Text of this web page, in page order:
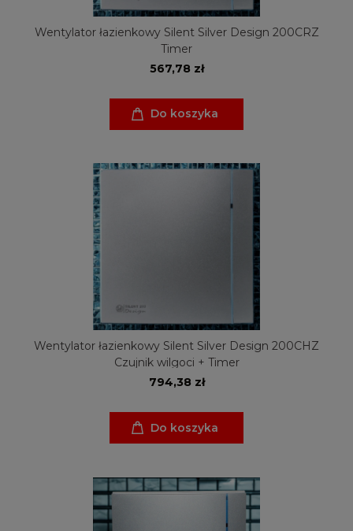
Wentylator łazienkowy Silent Silver Design 200CRZ
Timer
567,78 zł
Do koszyka
Wentylator łazienkowy Silent Silver Design 200CHZ
Czujnik wilgoci + Timer
794,38 zł
Do koszyka